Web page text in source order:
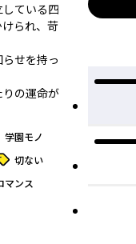
ている四
られ、苛
せを持っ
の運命が
学園モノ
グ 切ない
マンス